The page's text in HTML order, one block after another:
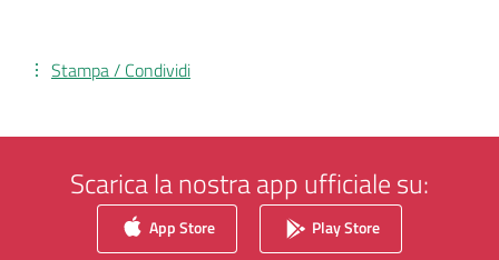
Stampa / Condividi
Scarica la nostra app ufficiale su:
App Store Play Store